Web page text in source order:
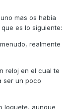
mas os había
es lo siguiente:
realmente
reloj en el cual te
ser un poco
loquete, aunque